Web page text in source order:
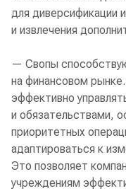
для диверсификации
и извлечения
— Свопы
на финансовом
эффективно
и обязательствами,
приоритетных
адаптироваться к
Это позволяет
учреждениям